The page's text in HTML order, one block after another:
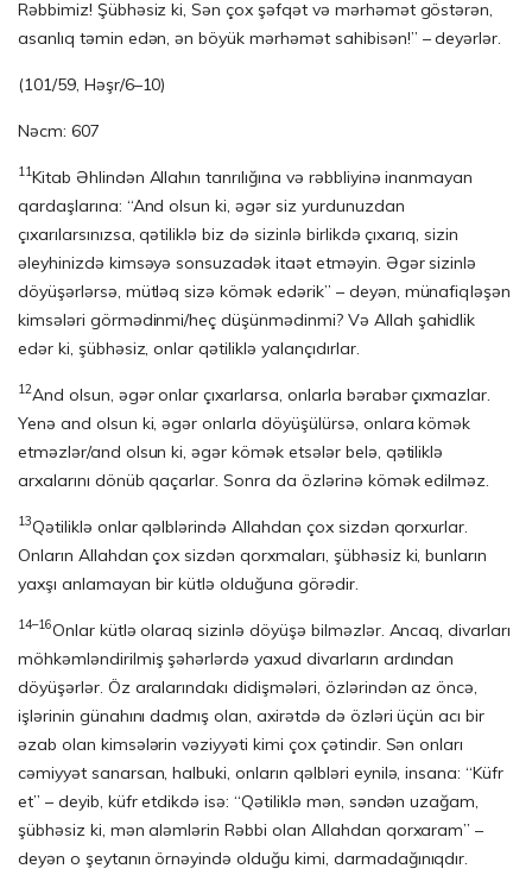
Rəbbimiz! Şübhəsiz ki, Sən çox şəfqət və mərhəmət göstərən,
asanlıq təmin edən, ən böyük mərhəmət sahibisən!” – deyərlər.
(101/59, Həşr/6–10)
Nəcm: 607
11Kitab Əhlindən Allahın tanrılığına və rəbbliyinə inanmayan
qardaşlarına: “And ol­sun ki, əgər siz yurdunuzdan
çıxarılarsınızsa, qətiliklə biz də sizinlə birlikdə çı­xarıq, sizin
əleyhinizdə kimsəyə sonsuzadək itaət etməyin. Əgər sizinlə
döyüşərl­ər­sə, mütləq sizə kömək edərik” – deyən, münafiqləşən
kimsələri gör­mə­din­mi/heç düşünmədinmi? Və Allah şahidlik
edər ki, şübhəsiz, onlar qətiliklə yalançıdırlar.
12And olsun, əgər onlar çıxarlarsa, onlarla bərabər çıxmazlar.
Yenə and olsun ki, əgər onlarla döyüşülürsə, onlara kömək
etməzlər/and olsun ki, əgər kömək etsələr belə, qətiliklə
arxalarını dönüb qaçarlar. Sonra da özlərinə kömək edilməz.
13Qətiliklə onlar qəlblərində Allahdan çox sizdən qorxurlar.
Onların Allahdan çox sizdən qorxmaları, şübhəsiz ki, bunların
yaxşı anlamayan bir kütlə olduğuna görədir.
14–16Onlar kütlə olaraq sizinlə döyüşə bilməzlər. Ancaq, divarları
möhkəmlən­di­ril­miş şəhərlərdə yaxud divarların ardından
döyüşərlər. Öz aralarındakı didişmələri, özlərindən az öncə,
işlərinin günahını dadmış olan, axirətdə də özləri üçün acı bir
əzab olan kimsələrin vəziyyəti kimi çox çətindir. Sən onları
cəmiyyət sanarsan, halbuki, onların qəlbləri eynilə, insana: “Küfr
et” – deyib, küfr etdikdə isə: “Qətiliklə mən, səndən uzağam,
şübhəsiz ki, mən aləmlərin Rəbbi olan Allahdan qorxaram” –
deyən o şeytanın örnəyində olduğu kimi, darmadağınıqdır.